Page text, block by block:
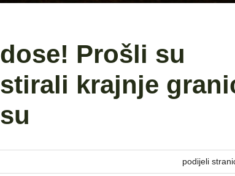
Prošli su
krajnje
podijeli